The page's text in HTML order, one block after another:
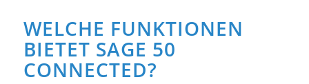
WELCHE FUNKTIONEN
BIETET SAGE 50
CONNECTED?